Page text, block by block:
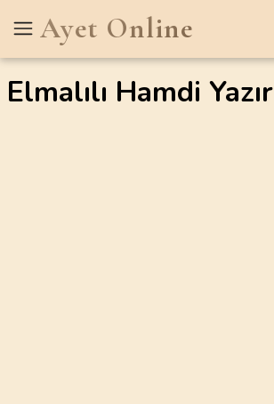
Ayet Online
Elmalılı Hamdi Yazır